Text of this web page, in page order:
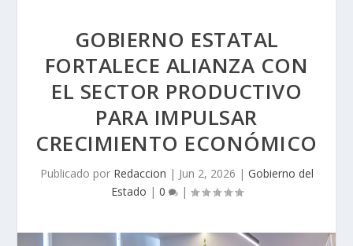
GOBIERNO ESTATAL
FORTALECE ALIANZA CON
EL SECTOR PRODUCTIVO
PARA IMPULSAR
CRECIMIENTO ECONÓMICO
Publicado por Redaccion | Jun 2, 2026 | Gobierno del
Estado | 0 |